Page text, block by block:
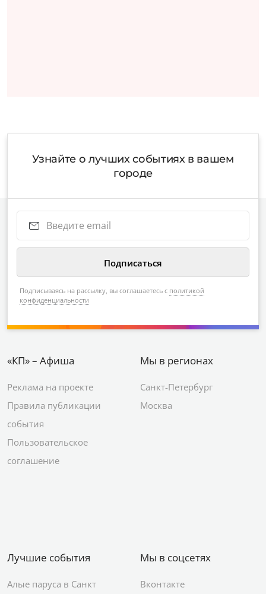
Узнайте о лучших событиях в вашем
городе
Подписываясь на рассылку, вы соглашаетесь с политикой
конфиденциальности
«КП» – Афиша
Реклама на проекте
Правила публикации
события
Пользовательское
соглашение
Мы в регионах
Санкт-Петербург
Москва
Лучшие события
Алые паруса в Санкт
Мы в соцсетях
Вконтакте